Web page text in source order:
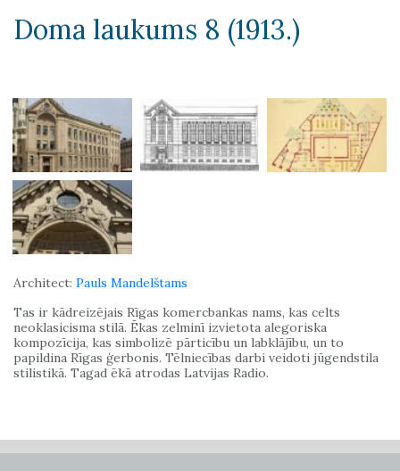
Doma laukums 8 (1913.)
Architect: Pauls Mandelštams
Tas ir kādreizējais Rīgas komercbankas nams, kas celts
neoklasicisma stilā. Ēkas zelminī izvietota alegoriska
kompozīcija, kas simbolizē pārticību un labklājību, un to
papildina Rīgas ģerbonis. Tēlniecības darbi veidoti jūgendstila
stilistikā. Tagad ēkā atrodas Latvijas Radio.